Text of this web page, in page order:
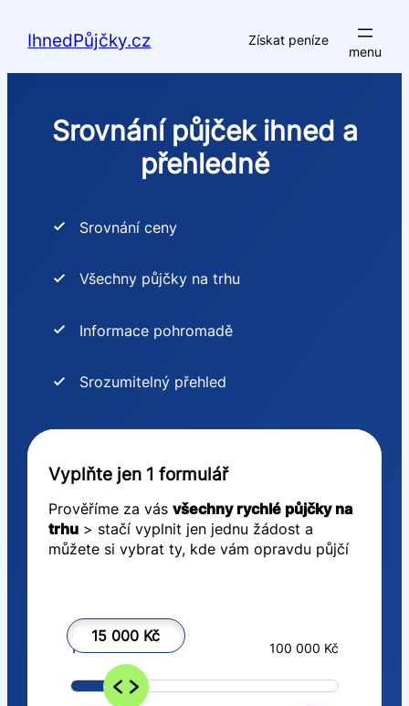
IhnedPůjčky.cz Získat peníze
Srovnání půjček ihned a
přehledně
Srovnání ceny
Všechny půjčky na trhu
Informace pohromadě
Srozumitelný přehled
Vyplňte jen 1 formulář
Prověříme za vás všechny rychlé půjčky na
trhu> stačí vyplnit jen jednu žádost a
můžete si vybrat ty, kde vám opravdu půjčí
15 000 Kč
1 000 Kč 100 000 Kč